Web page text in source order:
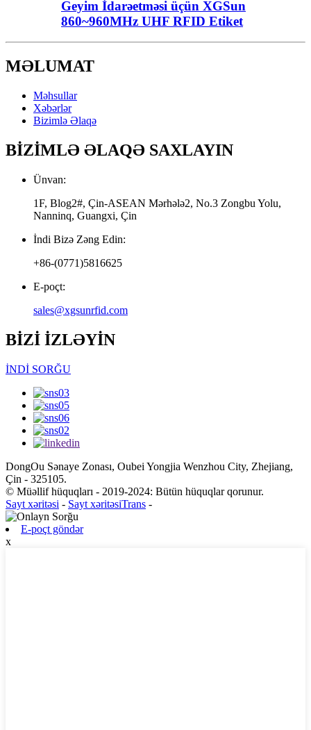
Geyim İdarəetməsi üçün XGSun
860~960MHz UHF RFID Etiket
MƏLUMAT
Məhsullar
Xəbərlər
Bizimlə Əlaqə
BİZİMLƏ ƏLAQƏ SAXLAYIN
Ünvan:
1F, Blog2#, Çin-ASEAN Mərhələ2, No.3 Zongbu Yolu,
Nanninq, Guangxi, Çin
İndi Bizə Zəng Edin:
+86-(0771)5816625
E-poçt:
sales@xgsunrfid.com
BİZİ İZLƏYİN
İNDİ SORĞU
DongOu Sənaye Zonası, Oubei Yongjia Wenzhou City, Zhejiang,
Çin - 325105.
© Müəllif hüquqları - 2019-2024: Bütün hüquqlar qorunur.
Sayt xəritəsi - Sayt xəritəsiTrans -
E-poçt göndər
x